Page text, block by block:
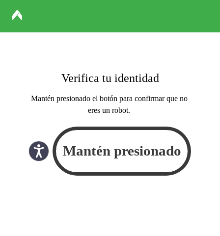
Verifica tu identidad
Mantén presionado el botón para confirmar que no
eres un robot.